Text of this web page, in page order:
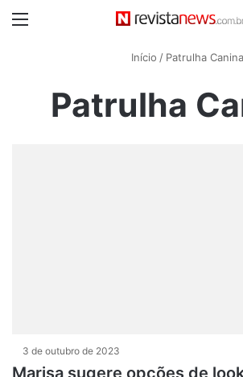
Início / Patrulha Canina
Patrulha
3 de outubro de 2023
Marisa sugere opções de